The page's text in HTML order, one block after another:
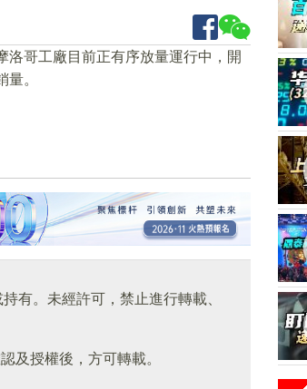
洛哥工廠目前正有序放量運行中，開
。
有。未經許可，禁止進行轉載、
及授權後，方可轉載。